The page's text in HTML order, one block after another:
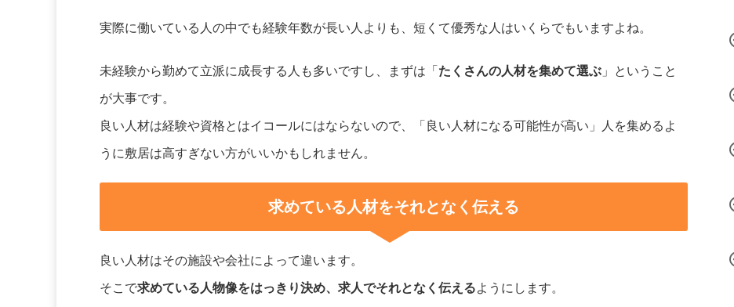
実際に働いている人の中でも経験年数が長い人よりも、短くて優秀な人はいくらでもいますよね。
未経験から勤めて立派に成長する人も多いですし、まずは「 たくさんの人材を集めて選ぶ 」ということ
が大事です。
良い人材は経験や資格とはイコールにはならないので、「良い人材になる可能性が高い」人を集めるよ
うに敷居は高すぎない方がいいかもしれません。
求めている人材をそれとなく伝える
良い人材はその施設や会社によって違います。
そこで求めている人物像をはっきり決め、求人でそれとなく伝えるようにします。